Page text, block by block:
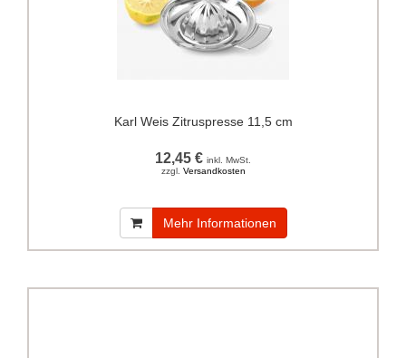
Karl Weis Zitruspresse 11,5 cm
12,45 € inkl. MwSt.
zzgl. Versandkosten
Mehr Informationen